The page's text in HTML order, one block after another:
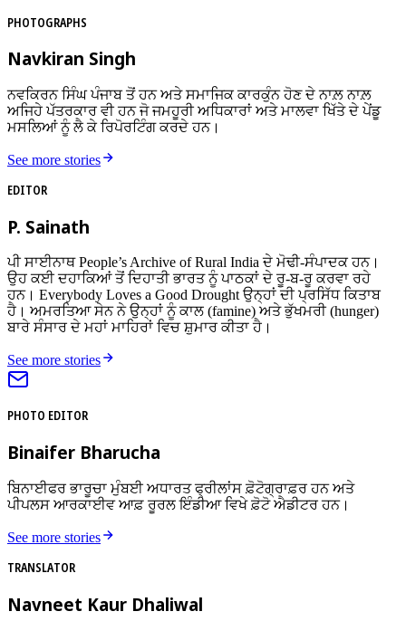
PHOTOGRAPHS
Navkiran Singh
ਨਵਕਿਰਨ ਸਿੰਘ ਪੰਜਾਬ ਤੋਂ ਹਨ ਅਤੇ ਸਮਾਜਿਕ ਕਾਰਕੁੰਨ ਹੋਣ ਦੇ ਨਾਲ਼ ਨਾਲ਼
ਅਜਿਹੇ ਪੱਤਰਕਾਰ ਵੀ ਹਨ ਜੋ ਜਮਹੂਰੀ ਅਧਿਕਾਰਾਂ ਅਤੇ ਮਾਲਵਾ ਖਿੱਤੇ ਦੇ ਪੇਂਡੂ
ਮਸਲਿਆਂ ਨੂੰ ਲੈ ਕੇ ਰਿਪੋਰਟਿੰਗ ਕਰਦੇ ਹਨ।
See more stories
EDITOR
P. Sainath
ਪੀ ਸਾਈਨਾਥ People’s Archive of Rural India ਦੇ ਮੋਢੀ-ਸੰਪਾਦਕ ਹਨ।
ਉਹ ਕਈ ਦਹਾਕਿਆਂ ਤੋਂ ਦਿਹਾਤੀ ਭਾਰਤ ਨੂੰ ਪਾਠਕਾਂ ਦੇ ਰੂ-ਬ-ਰੂ ਕਰਵਾ ਰਹੇ
ਹਨ। Everybody Loves a Good Drought ਉਨ੍ਹਾਂ ਦੀ ਪ੍ਰਸਿੱਧ ਕਿਤਾਬ
ਹੈ। ਅਮਰਤਿਆ ਸੇਨ ਨੇ ਉਨ੍ਹਾਂ ਨੂੰ ਕਾਲ (famine) ਅਤੇ ਭੁੱਖਮਰੀ (hunger)
ਬਾਰੇ ਸੰਸਾਰ ਦੇ ਮਹਾਂ ਮਾਹਿਰਾਂ ਵਿਚ ਸ਼ੁਮਾਰ ਕੀਤਾ ਹੈ।
See more stories
PHOTO EDITOR
Binaifer Bharucha
ਬਿਨਾਈਫਰ ਭਾਰੂਚਾ ਮੁੰਬਈ ਅਧਾਰਤ ਫ੍ਰੀਲਾਂਸ ਫ਼ੋਟੋਗ੍ਰਾਫ਼ਰ ਹਨ ਅਤੇ
ਪੀਪਲਸ ਆਰਕਾਈਵ ਆਫ਼ ਰੂਰਲ ਇੰਡੀਆ ਵਿਖੇ ਫ਼ੋਟੋ ਐਡੀਟਰ ਹਨ।
See more stories
TRANSLATOR
Navneet Kaur Dhaliwal